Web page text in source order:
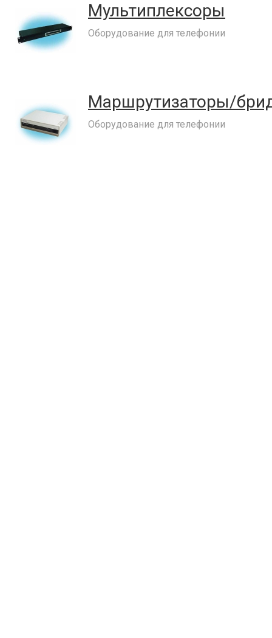
Мультиплексоры
Оборудование для телефонии
Маршрутизаторы/
Оборудование для телефонии